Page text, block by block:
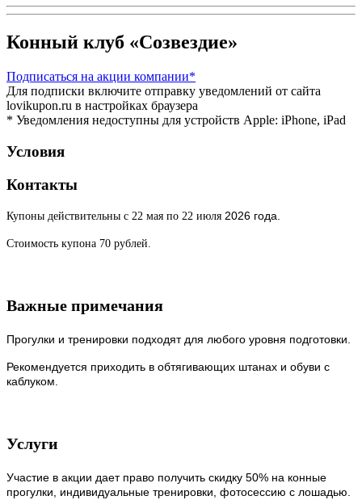
Конный клуб «Созвездие»
Подписаться на акции компании*
Для подписки включите отправку уведомлений от сайта
lovikupon.ru в настройках браузера
* Уведомления недоступны для устройств Apple: iPhone, iPad
Условия
Контакты
Купоны действительны с 22 мая по 22 июля 2026 года.
Стоимость купона 70 рублей.
Важные примечания
Прогулки и тренировки подходят для любого уровня подготовки.
Рекомендуется приходить в обтягивающих штанах и обуви с
каблуком.
Услуги
Участие в акции дает право получить скидку 50% на конные
прогулки, индивидуальные тренировки, фотосессию с лошадью.